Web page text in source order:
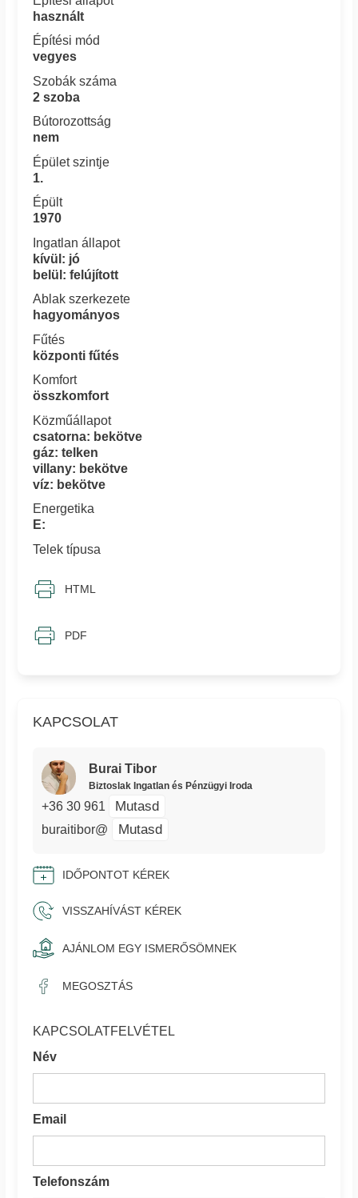
KAPCSOLAT
Burai Tibor
Biztoslak Ingatlan és Pénzügyi Iroda
+36 30 961 Mutasd
buraitibor@ Mutasd
IDŐPONTOT KÉREK
VISSZAHÍVÁST KÉREK
AJÁNLOM EGY ISMERŐSÖMNEK
MEGOSZTÁS
KAPCSOLATFELVÉTEL
Név
Email
Telefonszám
használt
Építési mód
vegyes
Szobák száma
2 szoba
Bútorozottság
nem
Épület szintje
1.
Épült
1970
Ingatlan állapot
kívül: jó
belül: felújított
Ablak szerkezete
hagyományos
Fűtés
központi fűtés
Komfort
összkomfort
Közműállapot
csatorna: bekötve
gáz: telken
villany: bekötve
víz: bekötve
Energetika
E:
Telek típusa
HTML
PDF